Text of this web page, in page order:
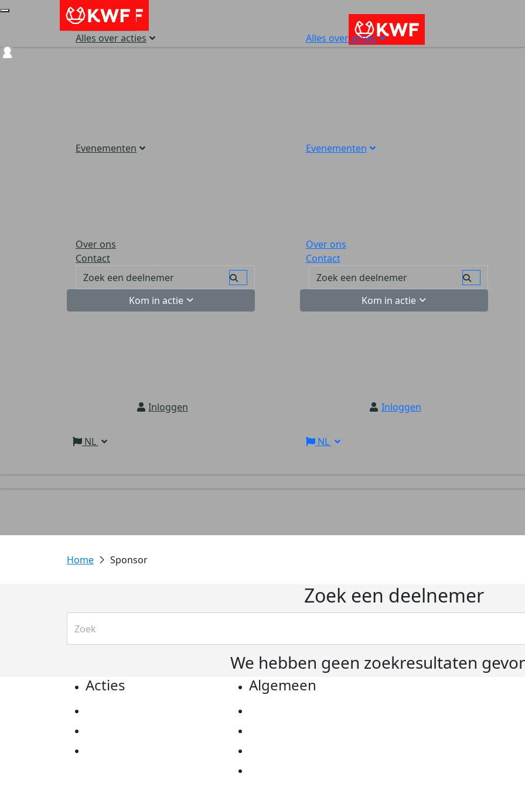
Alles over acties
Evenementen
Over ons
Contact
Kom in actie
Inloggen
NL
Alles over acties
Evenementen
Over ons
Contact
Kom in actie
Inloggen
NL
Sponsor
Zoek een deelnemer
We hebben geen zoekresultaten
Acties Algemeen